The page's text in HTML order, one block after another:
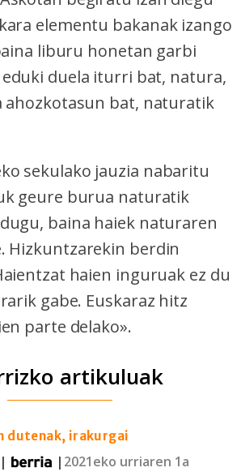
elementu bakanak izango
liburu honetan garbi
duela iturri bat, natura,
ahozkotasun bat, naturatik
sekulako jauzia nabaritu
geure burua naturatik
baina haiek naturaren
Hizkuntzarekin berdin
haien inguruak ez du
gabe. Euskaraz hitz
parte delako».
artikuluak
dutenak, irakurgai
| 2021eko urriaren 1a